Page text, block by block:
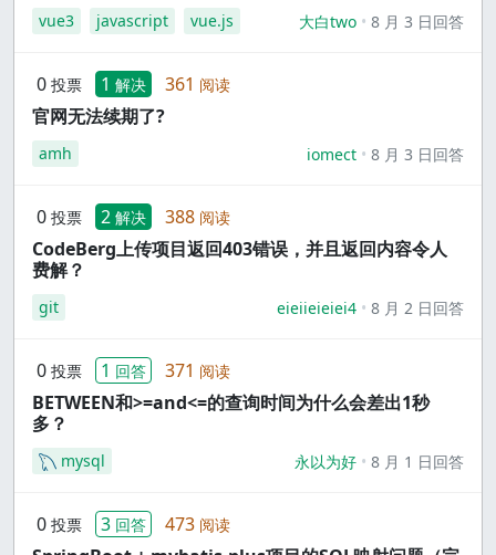
vue3 javascript vue.js 大白two 8 月 3 日回答
0 投票 1 解决 361 阅读
官网无法续期了?
amh iomect 8 月 3 日回答
0 投票 2 解决 388 阅读
CodeBerg上传项目返回403错误，并且返回内容令人
费解？
git eieiieieiei4 8 月 2 日回答
0 投票 1 回答 371 阅读
BETWEEN和>=and<=的查询时间为什么会差出1秒
多？
mysql 永以为好 8 月 1 日回答
0 投票 3 回答 473 阅读